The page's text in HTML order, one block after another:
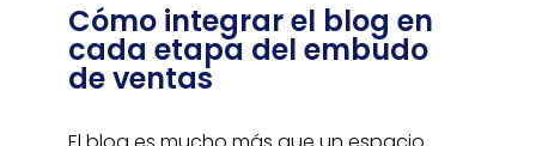
Cómo integrar el blog en
cada etapa del embudo
de ventas